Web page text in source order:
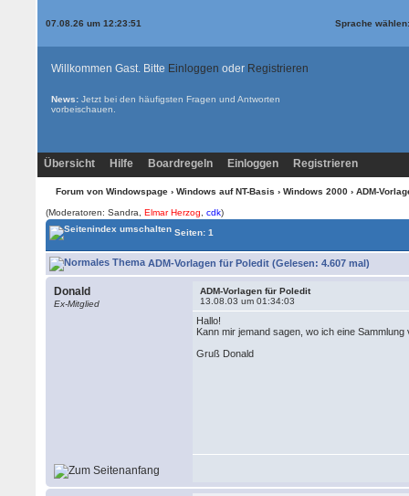
07.08.26 um 12:23:51 Sprache
Willkommen Gast. Bitte Einloggen oder Registrieren
News: Jetzt bei den häufigsten Fragen und Antworten
vorbeischauen.
Übersicht Hilfe Boardregeln Einloggen Registrieren
Forum von Windowspage› Windows auf NT-Basis › Windows 2000› ADM-
(Moderatoren: Sandra,Elmar Herzog ,cdk)
Seiten: 1
ADM-Vorlagen für Poledit (Gelesen: 4.607 mal)
Donald
Ex-Mitglied
ADM-Vorlagen für Poledit
13.08.03 um 01:34:03
Hallo!
Kann mir jemand sagen, wo ich eine
Gruß Donald